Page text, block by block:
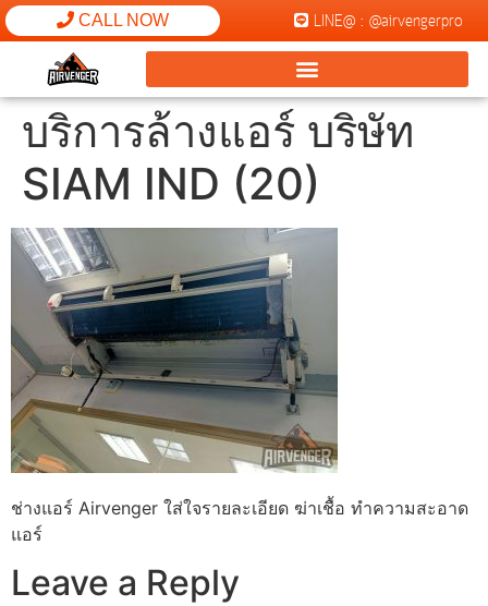
CALL NOW LINE@ : @airvengerpro
บริการล้างแอร์ บริษัท
SIAM IND (20)
ช่างแอร์ Airvenger ใส่ใจรายละเอียด ฆ่าเชื้อ ทำความสะอาด
แอร์
Leave a Reply